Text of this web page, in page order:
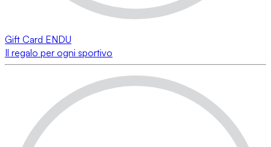
Gift Card ENDU
Il regalo per ogni sportivo